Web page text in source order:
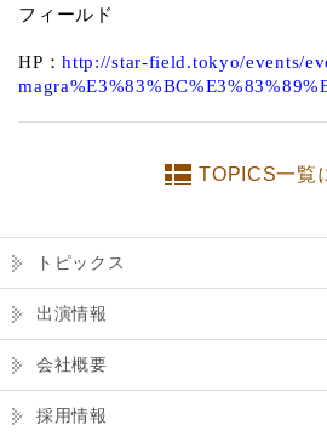
フィールド
HP ：http://star-field.tokyo/events/
TOPICS一覧
トピックス
出演情報
会社概要
採用情報